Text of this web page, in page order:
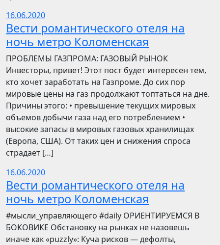
16.06.2020
Вести романтического отеля на
ночь метро Коломенская
ПРОБЛЕМЫ ГАЗПРОМА: ГАЗОВЫЙ РЫНОК
Инвесторы, привет! Этот пост будет интересен тем,
кто хочет заработать на Газпроме. До сих пор
мировые цены на газ продолжают топтаться на дне.
Причины этого: • превышение текущих мировых
объемов добычи газа над его потреблением •
высокие запасы в мировых газовых хранилищах
(Европа, США). От таких цен и снижения спроса
страдает […]
16.06.2020
Вести романтического отеля на
ночь метро Коломенская
​​#мысли_управляющего #daily ОРИЕНТИРУЕМСЯ В
БОКОВИКЕ Обстановку на рынках не назовешь
иначе как «puzzly»: Куча рисков — дефолты,